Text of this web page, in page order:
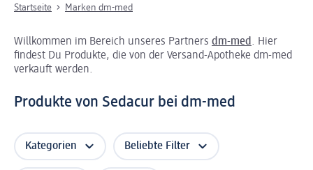
Startseite Marken dm-med
Willkommen im Bereich unseres Partners dm-med . Hier
findest Du Produkte, die von der Versand-Apotheke dm-med
verkauft werden.
Produkte von Sedacur bei dm-med
Kategorien Beliebte Filter